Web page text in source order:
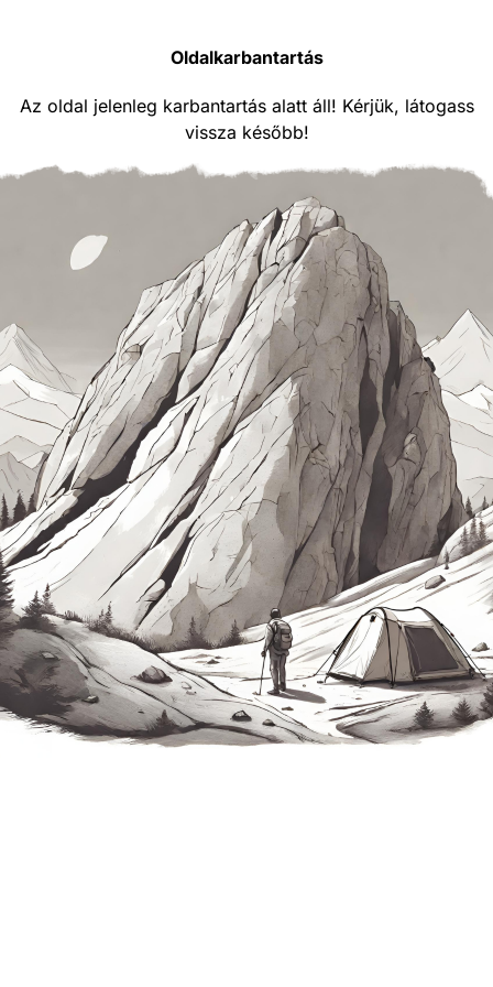
Oldalkarbantartás
Az oldal jelenleg karbantartás alatt áll! Kérjük, látogass
vissza később!